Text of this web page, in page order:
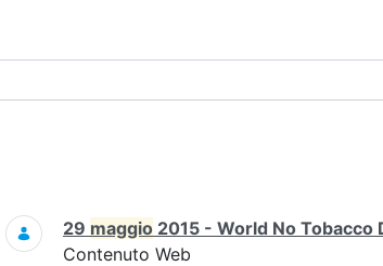
29 maggio 2015 - World No Tobacco
Contenuto Web